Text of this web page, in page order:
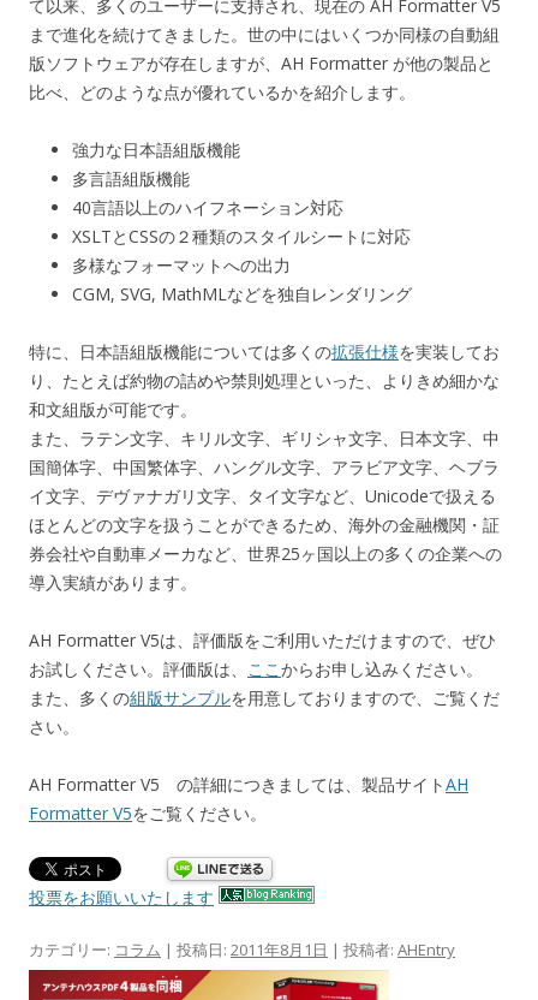
て以来、多くのユーザーに支持され、現在の AH Formatter V5
まで進化を続けてきました。世の中にはいくつか同様の自動組
版ソフトウェアが存在しますが、AH Formatter が他の製品と
比べ、どのような点が優れているかを紹介します。
強力な日本語組版機能
多言語組版機能
40言語以上のハイフネーション対応
XSLTとCSSの２種類のスタイルシートに対応
多様なフォーマットへの出力
CGM, SVG, MathMLなどを独自レンダリング
特に、日本語組版機能については多くの拡張仕様を実装してお
り、たとえば約物の詰めや禁則処理といった、よりきめ細かな
和文組版が可能です。
また、ラテン文字、キリル文字、ギリシャ文字、日本文字、中
国簡体字、中国繁体字、ハングル文字、アラビア文字、ヘブラ
イ文字、デヴァナガリ文字、タイ文字など、Unicodeで扱える
ほとんどの文字を扱うことができるため、海外の金融機関・証
券会社や自動車メーカなど、世界25ヶ国以上の多くの企業への
導入実績があります。
AH Formatter V5は、評価版をご利用いただけますので、ぜひ
お試しください。評価版は、 ここからお申し込みください。
また、多くの組版サンプルを用意しておりますので、ご覧くだ
さい。
AH Formatter V5 の詳細につきましては、製品サイトAH
Formatter V5をご覧ください。
投票をお願いいたします
カテゴリー: コラム | 投稿日: 2011年8月1日 | 投稿者: AHEntry